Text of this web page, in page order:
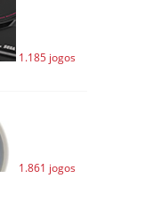
1.185 jogos
1.861 jogos